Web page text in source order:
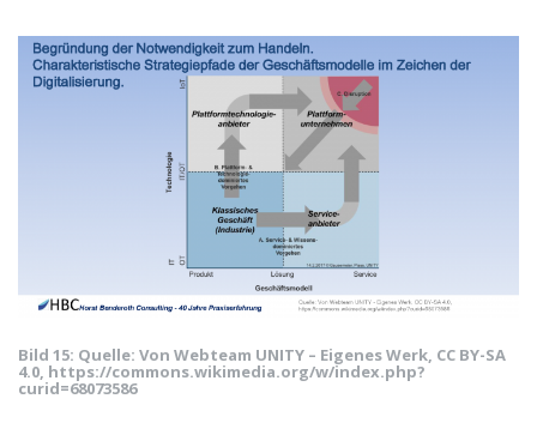
Bild 15: Quelle: Von Webteam UNITY – Eigenes Werk, CC BY-SA
4.0, https://commons.wikimedia.org/w/index.php?
curid=68073586